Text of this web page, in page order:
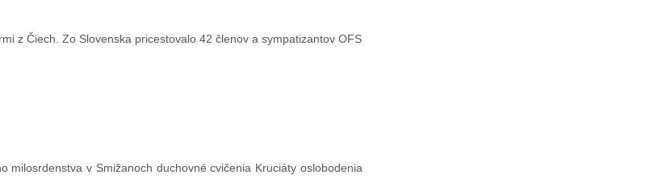
z Čiech. Zo Slovenska pricestovalo 42 členov a sympatizantov OFS
v Smižanoch duchovné cvičenia Kruciáty oslobodenia